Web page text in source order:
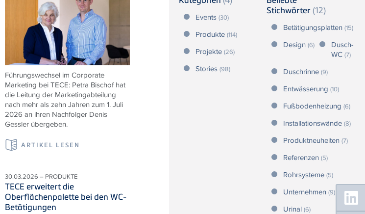
Events (30)
Produkte (114)
Projekte (26)
Stories (98)
Stichwörter (12)
Betätigungsplatten (15)
Design (6)
Dusch-
WC (7)
Duschrinne (9)
Entwässerung (10)
Fußbodenheizung (6)
Installationswände (8)
Produktneuheiten (7)
Referenzen (5)
Rohrsysteme (5)
Unternehmen (9)
Urinal (6)
Führungswechsel im Corporate
Marketing bei TECE: Petra Bischof hat
die Leitung der Marketingabteilung
nach mehr als zehn Jahren zum 1. Juli
2026 an ihren Nachfolger Denis
Gessler übergeben.
ARTIKEL LESEN
30.03.2026 – PRODUKTE
TECE erweitert die
Oberflächenpalette bei den WC-
Betätigungen
Floating
Sidebar